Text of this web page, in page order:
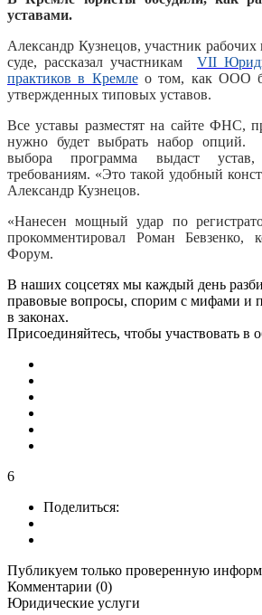
уставами.
Александр Кузнецов, участник
суде, рассказал участникам
VII
практиков в Кремлео том, как ООО
утвержденных типовых уставов.
Все уставы разместят на сайте ФНС,
нужно будет выбрать набор опций.
выбора программа выдаст устав,
требованиям. «Это такой удобный
Александр Кузнецов.
«Нанесен мощный удар по
прокомментировал Роман Бевзенко,
Форум.
В наших соцсетях мы каждый день
правовые вопросы, спорим с мифами и
в законах.
Присоединяйтесь, чтобы участвовать в
6
Поделиться:
Публикуем только проверенную
Комментарии (0)
Юридические услуги